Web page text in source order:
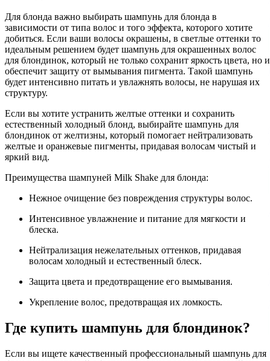
Для блонда важно выбирать шампунь для блонда в
зависимости от типа волос и того эффекта, которого хотите
добиться. Если ваши волосы окрашены, в светлые оттенки то
идеальным решением будет шампунь для окрашенных волос
для блондинок, который не только сохранит яркость цвета, но и
обеспечит защиту от вымывания пигмента. Такой шампунь
будет интенсивно питать и увлажнять волосы, не нарушая их
структуру.
Если вы хотите устранить желтые оттенки и сохранить
естественный холодный блонд, выбирайте шампунь для
блондинок от желтизны, который помогает нейтрализовать
желтые и оранжевые пигменты, придавая волосам чистый и
яркий вид.
Преимущества шампуней Milk Shake для блонда:
Нежное очищение без повреждения структуры волос.
Интенсивное увлажнение и питание для мягкости и
блеска.
Нейтрализация нежелательных оттенков, придавая
волосам холодный и естественный блеск.
Защита цвета и предотвращение его вымывания.
Укрепление волос, предотвращая их ломкость.
Где купить шампунь для блондинок?
Если вы ищете качественный профессиональный шампунь для